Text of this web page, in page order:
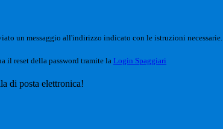
un messaggio all'indirizzo indicato con le istruzioni necessarie.
il reset della password tramite la Login Spaggiari
di posta elettronica!